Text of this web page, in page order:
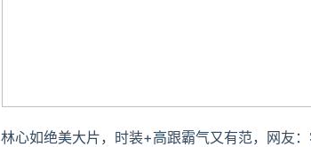
林心如绝美大片，时装+高跟霸气又有范，网友：